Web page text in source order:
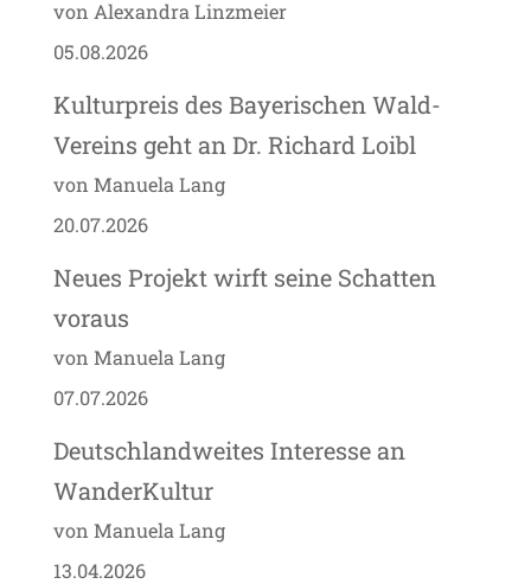
von Alexandra Linzmeier
05.08.2026
Kulturpreis des Bayerischen Wald-
Vereins geht an Dr. Richard Loibl
von Manuela Lang
20.07.2026
Neues Projekt wirft seine Schatten
voraus
von Manuela Lang
07.07.2026
Deutschlandweites Interesse an
WanderKultur
von Manuela Lang
13.04.2026